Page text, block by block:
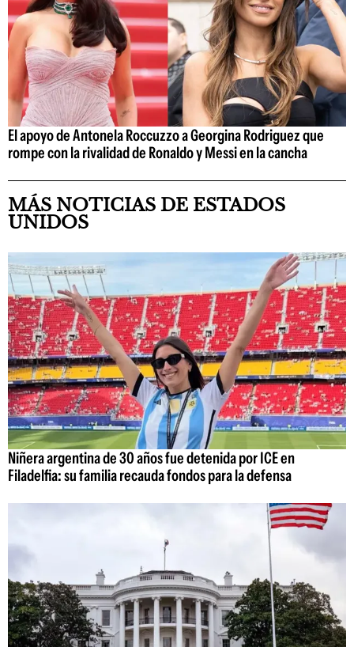
El apoyo de Antonela Roccuzzo a Georgina Rodriguez que
rompe con la rivalidad de Ronaldo y Messi en la cancha
MÁS NOTICIAS DE ESTADOS
UNIDOS
Niñera argentina de 30 años fue detenida por ICE en
Filadelfia: su familia recauda fondos para la defensa